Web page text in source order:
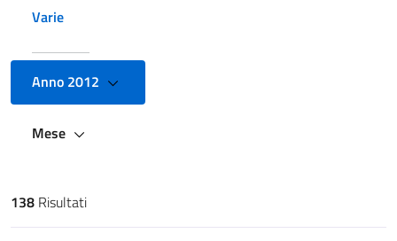
Varie
Anno 2012
Mese
Risultati di ricerca
138 Risultati